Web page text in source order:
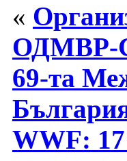
«
ОДМВР-
69-та
WWF: